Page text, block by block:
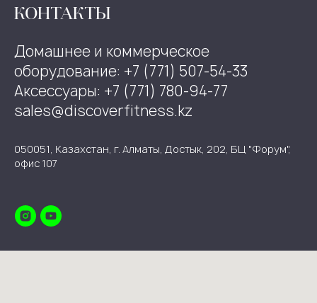
КОНТАКТЫ
Домашнее и коммерческое
оборудование: +7 (771) 507-54-33
Аксессуары: +7 (771) 780-94-77
sales@discoverfitness.kz
050051, Казахстан, г. Алматы, Достык, 202, БЦ "Форум",
офис 107